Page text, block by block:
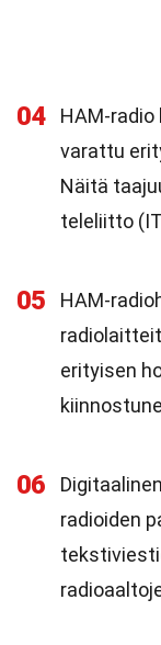
04
HAM-
varattu
Näitä
teleliitto
05
HAM-
erityisen
06
radioiden